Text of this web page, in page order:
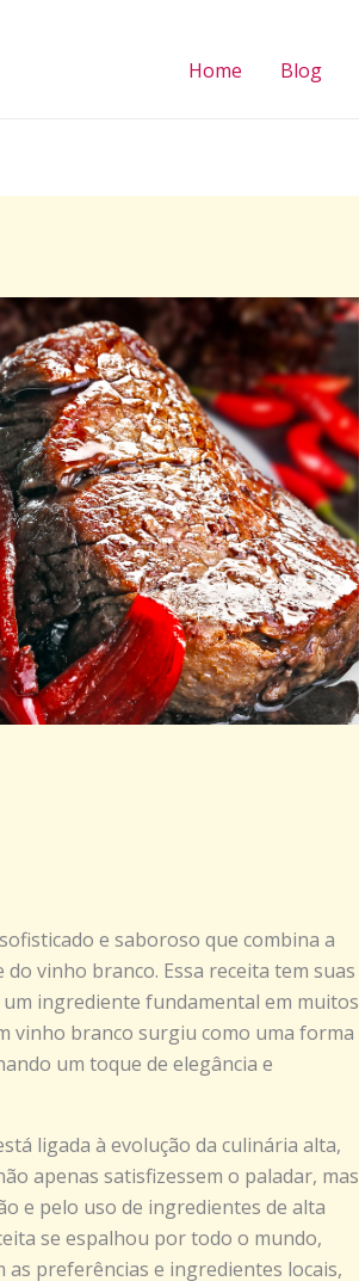
Home Blog
e saboroso que combina a
vinho branco. Essa receita tem suas
ingrediente fundamental em muitos
vinho branco surgiu como uma forma
um toque de elegância e
ligada à evolução da culinária alta,
apenas satisfizessem o paladar, mas
e pelo uso de ingredientes de alta
se espalhou por todo o mundo,
as preferências e ingredientes locais,